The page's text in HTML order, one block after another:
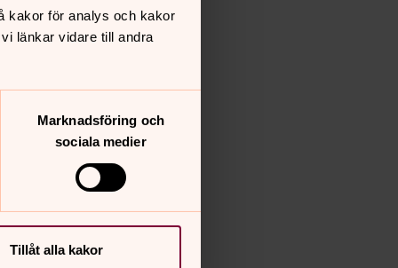
kakor för analys och kakor
länkar vidare till andra
Marknadsföring och
sociala medier
Tillåt alla kakor